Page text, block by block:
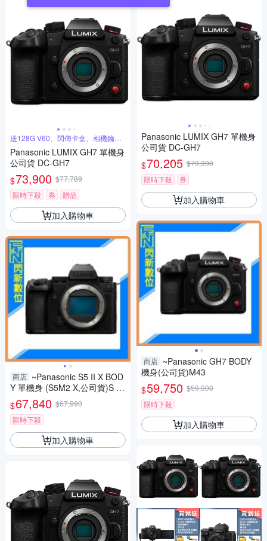
送128G V60、閃傳卡盒、相機鑰匙
圈
Panasonic LUMIX GH7 單機身
公司貨 DC-GH7
$73,900 $77,789
限時下殺
券 贈品
加入購物車
商店 ~Panasonic S5 II X BOD
Y 單機身 (S5M2 X,公司貨)S 5II
$67,840 $67,990
限時下殺
加入購物車
Panasonic LUMIX GH7 單機身
公司貨 DC-GH7
$70,205 $73,900
限時下殺
券
加入購物車
商店 ~Panasonic GH7 BODY
機身(公司貨)M43
$59,750 $59,900
限時下殺
加入購物車